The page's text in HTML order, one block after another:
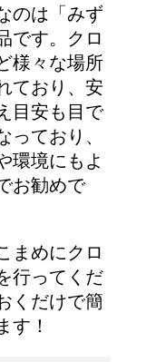
のは「みず
です。クロ
様々な場所
ており、安
目安も目で
っており、
環境にもよ
お勧めで
まめにクロ
行ってくだ
くだけで簡
す！